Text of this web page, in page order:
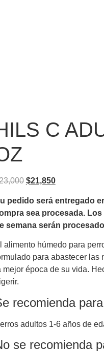
C
$21,850
pedido será entregado
sea procesada.
semana serán
alimento húmedo para
para abastecer las
mejor época de su vida.
recomienda
adultos 1-6 años de
se recomienda